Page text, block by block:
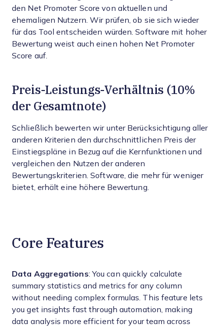
den Net Promoter Score von aktuellen und
ehemaligen Nutzern. Wir prüfen, ob sie sich wieder
für das Tool entscheiden würden. Software mit hoher
Bewertung weist auch einen hohen Net Promoter
Score auf.
Preis-Leistungs-Verhältnis (10%
der Gesamtnote)
Schließlich bewerten wir unter Berücksichtigung aller
anderen Kriterien den durchschnittlichen Preis der
Einstiegspläne in Bezug auf die Kernfunktionen und
vergleichen den Nutzen der anderen
Bewertungskriterien. Software, die mehr für weniger
bietet, erhält eine höhere Bewertung.
Core Features
Data Aggregations: You can quickly calculate
summary statistics and metrics for any column
without needing complex formulas. This feature lets
you get insights fast through automation, making
data analysis more efficient for your team across